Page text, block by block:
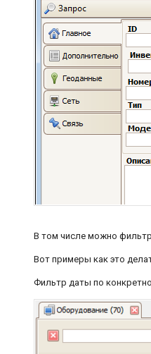
В том числе можно
Вот примеры как это
Фильтр даты по